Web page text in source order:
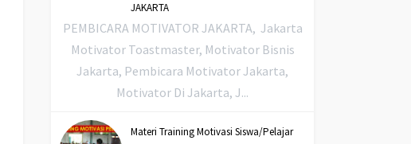
JAKARTA
PEMBICARA MOTIVATOR JAKARTA, Jakarta
Motivator Toastmaster, Motivator Bisnis
Jakarta, Pembicara Motivator Jakarta,
Motivator Di Jakarta, J...
Materi Training Motivasi Siswa/Pelajar